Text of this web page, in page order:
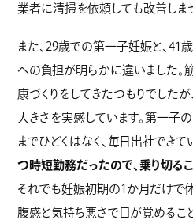
業者に清掃を依頼しても改善しま
また、29歳での第一子妊娠と、41
への負担が明らかに違いました。
康づくりをしてきたつもりでした
大きさを実感しています。第一子
までひどくはなく、毎日出社できて
つ時短勤務だったので、乗り切る
それでも妊娠初期の1か月だけで
腹感と気持ち悪さで目が覚めるこ